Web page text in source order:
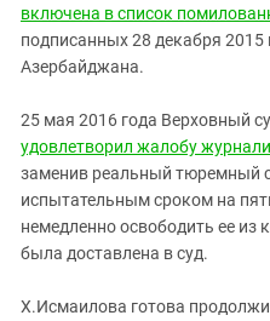
включена в список
подписанных 28 декабря 2015
Азербайджана.
25 мая 2016 года Верховный
удовлетворил жалобу
заменив реальный тюремный
испытательным сроком на
немедленно освободить ее
была доставлена в суд.
Х.Исмаилова готова